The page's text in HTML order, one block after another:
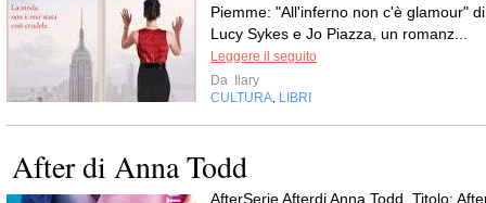
Piemme: "All'inferno non c'è glamour" di
Lucy Sykes e Jo Piazza, un romanz...
Leggere il seguito
Da Ilary
CULTURA LIBRI
After di Anna Todd
AfterSerie Afterdi Anna Todd Titolo: